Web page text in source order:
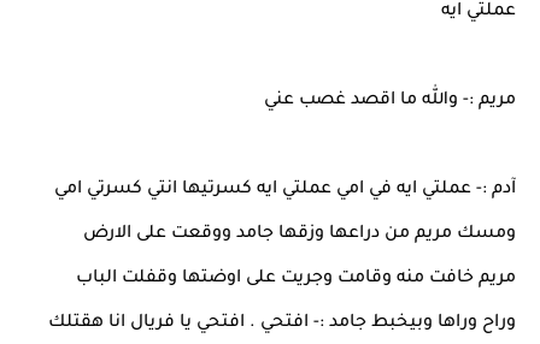
عملتي ايه
مريم :- والله ما اقصد غصب عني
آدم :- عملتي ايه في امي عملتي ايه كسرتيها انتي كسرتي امي
ومسك مريم من دراعها وزقها جامد ووقعت على الارض
مريم خافت منه وقامت وجريت على اوضتها وقفلت الباب
وراح وراها وبيخبط جامد :- افتحي . افتحي يا فريال انا هقتلك